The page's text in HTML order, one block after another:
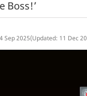
Boss!’
Sep 2025(Updated: 11 Dec